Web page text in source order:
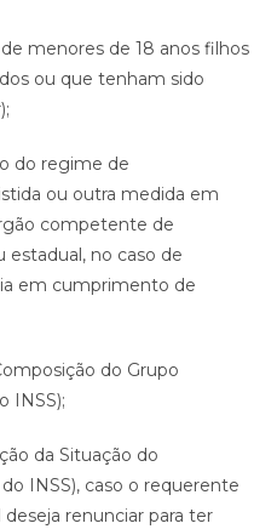
menores de 18 anos filhos
ou que tenham sido
do regime de
ou outra medida em
competente de
estadual, no caso de
em cumprimento de
do Grupo
INSS);
da Situação do
do INSS), caso o requerente
renunciar para ter